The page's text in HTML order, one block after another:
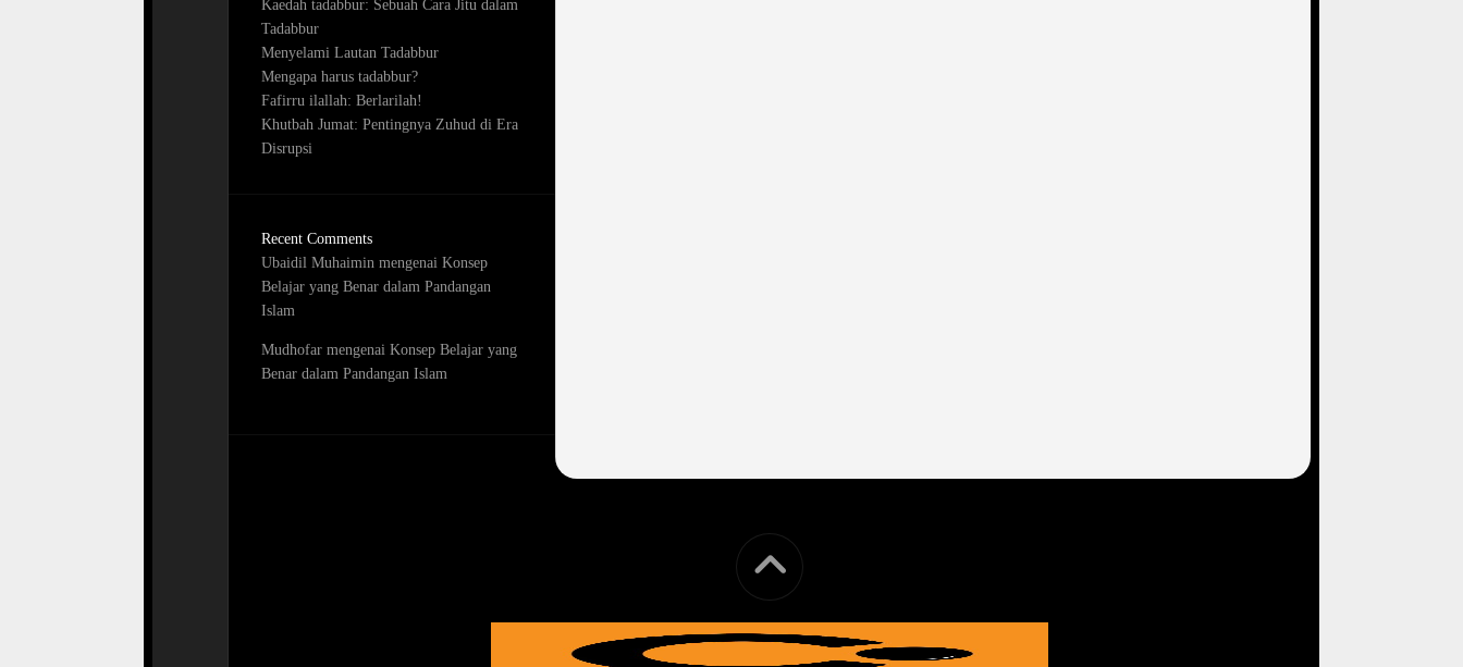
Kaedah tadabbur: Sebuah Cara Jitu dalam
Tadabbur
Menyelami Lautan Tadabbur
Mengapa harus tadabbur?
Fafirru ilallah: Berlarilah!
Khutbah Jumat: Pentingnya Zuhud di Era
Disrupsi
Recent Comments
Ubaidil Muhaimin mengenai Konsep
Belajar yang Benar dalam Pandangan
Islam
Mudhofar mengenai Konsep Belajar yang
Benar dalam Pandangan Islam